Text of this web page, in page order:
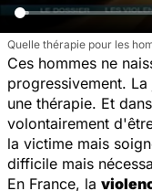
Quelle thérapie pour les
Ces hommes ne
progressivement.
une thérapie. Et
volontairement
la victime mais
difficile mais
En France, la